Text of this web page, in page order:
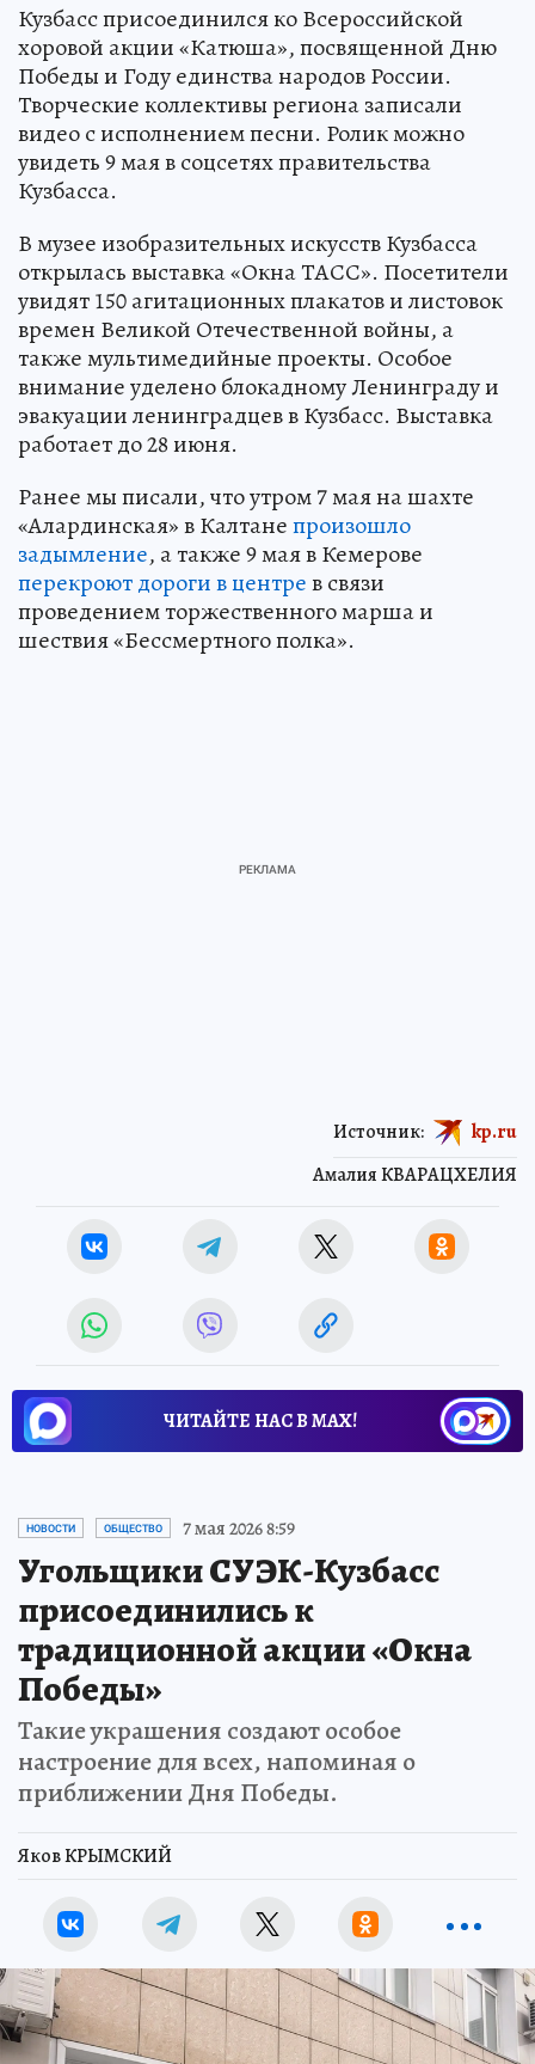
Кузбасс присоединился ко Всероссийской
хоровой акции «Катюша», посвященной Дню
Победы и Году единства народов России.
Творческие коллективы региона записали
видео с исполнением песни. Ролик можно
увидеть 9 мая в соцсетях правительства
Кузбасса.
В музее изобразительных искусств Кузбасса
открылась выставка «Окна ТАСС». Посетители
увидят 150 агитационных плакатов и листовок
времен Великой Отечественной войны, а
также мультимедийные проекты. Особое
внимание уделено блокадному Ленинграду и
эвакуации ленинградцев в Кузбасс. Выставка
работает до 28 июня.
Ранее мы писали, что утром 7 мая на шахте
«Алардинская» в Калтанепроизошло
задымление, а также 9 мая в Кемерове
перекроют дороги в центрев связи
проведением торжественного марша и
шествия «Бессмертного полка».
Амалия КВАРАЦХЕЛИЯ
Источник: kp.ru
ЧИТАЙТЕ НАС В МАХ!
НОВОСТИ ОБЩЕСТВО 7 мая 2026 8:59
Угольщики СУЭК-Кузбасс
присоединились к
традиционной акции «Окна
Победы»
Такие украшения создают особое
настроение для всех, напоминая о
приближении Дня Победы.
Яков КРЫМСКИЙ